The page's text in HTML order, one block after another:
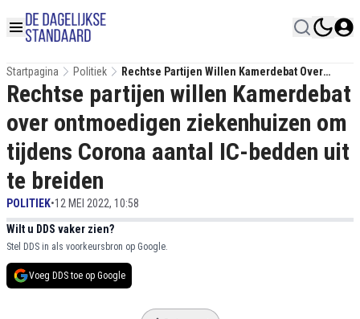
Startpagina Politiek
Rechtse Partijen Willen Kamerdebat Over
Ontmoedigen Ziekenhuizen Om Tijdens
Corona Aantal IC-Bedden Uit Te Breiden
Rechtse partijen willen Kamerdebat
over ontmoedigen ziekenhuizen om
tijdens Corona aantal IC-bedden uit
te breiden
POLITIEK•12 MEI 2022, 10:58
Wilt u DDS vaker zien?
Stel DDS in als voorkeursbron op Google.
Voeg DDS toe op Google